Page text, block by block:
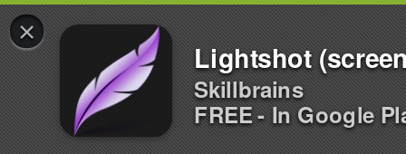
×
Lightshot
Skillbrains
FREE - In Google